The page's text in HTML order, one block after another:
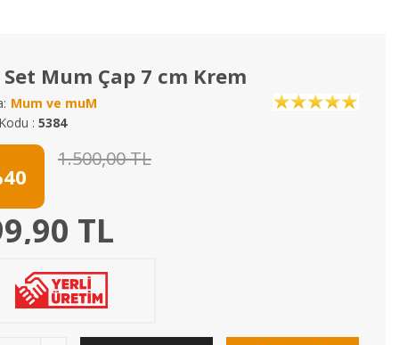
Set Mum Çap 7 cm Krem
Mum ve muM
: 5384
1.500,00 TL
TL